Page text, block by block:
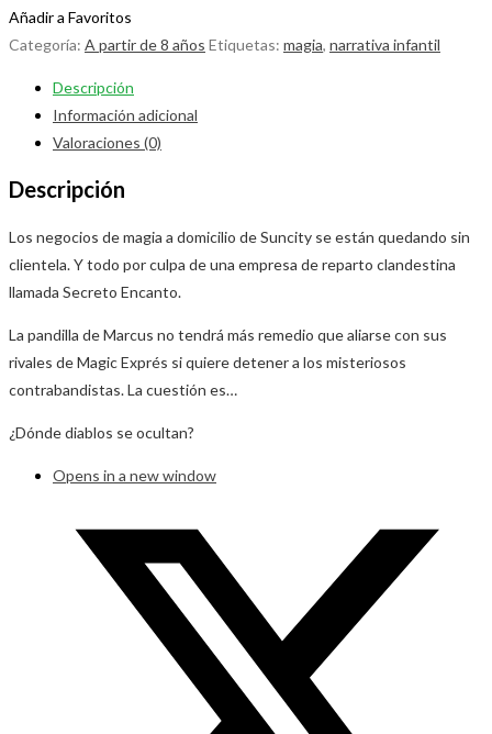
Añadir a Favoritos
Categoría: A partir de 8 años Etiquetas: magia, narrativa infantil
Descripción
Información adicional
Valoraciones (0)
Descripción
Los negocios de magia a domicilio de Suncity se están quedando sin
clientela. Y todo por culpa de una empresa de reparto clandestina
llamada Secreto Encanto.
La pandilla de Marcus no tendrá más remedio que aliarse con sus
rivales de Magic Exprés si quiere detener a los misteriosos
contrabandistas. La cuestión es…
¿Dónde diablos se ocultan?
Opens in a new window